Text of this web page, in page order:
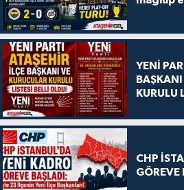
YENİ
KURULU
CHP
GÖREVE